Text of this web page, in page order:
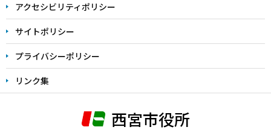
アクセシビリティポリシー
サイトポリシー
プライバシーポリシー
リンク集
西宮市役所